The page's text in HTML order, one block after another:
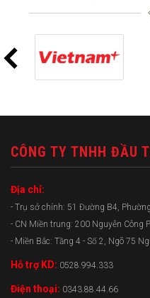
CÔNG TY TNHH ĐẦU
Địa chỉ:
- Trụ sở chính: 51 Đường B4,
- CN Miền trung: 200 Nguyễn Công
- Miền Bắc: Tầng 4 - Số 2, Ngõ 75
Hỗ trợ KD: 0528.994.333
Điện thoại: 0343.88.44.66